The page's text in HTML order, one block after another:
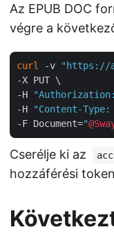
Az EPUB DOC
végre a
curl -v
"https://
-X PUT \
-H
-H
"Content-
-F Document="
Cserélje ki az
hozzáférési